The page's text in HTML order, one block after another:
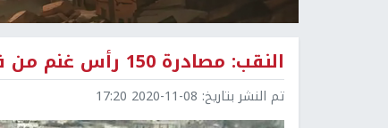
النقب: مصادرة 150 رأس غنم من قرية أم بطين
تم النشر بتاريخ: 2020-11-08 17:20